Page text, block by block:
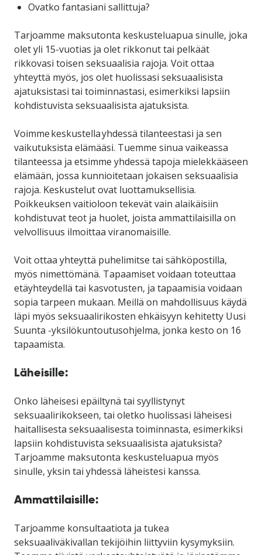
Ovatko fantasiani sallittuja?
Tarjoamme maksutonta keskusteluapua sinulle, joka
olet yli 15-vuotias ja olet rikkonut tai pelkäät
rikkovasi toisen seksuaalisia rajoja. Voit ottaa
yhteyttä myös, jos olet huolissasi seksuaalisista
ajatuksistasi tai toiminnastasi, esimerkiksi lapsiin
kohdistuvista seksuaalisista ajatuksista.
Voimme keskustella yhdessä tilanteestasi ja sen
vaikutuksista elämääsi. Tuemme sinua vaikeassa
tilanteessa ja etsimme yhdessä tapoja mielekkääseen
elämään, jossa kunnioitetaan jokaisen seksuaalisia
rajoja. Keskustelut ovat luottamuksellisia.
Poikkeuksen vaitioloon tekevät vain alaikäisiin
kohdistuvat teot ja huolet, joista ammattilaisilla on
velvollisuus ilmoittaa viranomaisille.
Voit ottaa yhteyttä puhelimitse tai sähköpostilla,
myös nimettömänä. Tapaamiset voidaan toteuttaa
etäyhteydellä tai kasvotusten, ja tapaamisia voidaan
sopia tarpeen mukaan. Meillä on mahdollisuus käydä
läpi myös seksuaalirikosten ehkäisyyn kehitetty Uusi
Suunta -yksilökuntoutusohjelma, jonka kesto on 16
tapaamista.
Läheisille:
Onko läheisesi epäiltynä tai syyllistynyt
seksuaalirikokseen, tai oletko huolissasi läheisesi
haitallisesta seksuaalisesta toiminnasta, esimerkiksi
lapsiin kohdistuvista seksuaalisista ajatuksista?
Tarjoamme maksutonta keskusteluapua myös
sinulle, yksin tai yhdessä läheistesi kanssa.
Ammattilaisille:
Tarjoamme konsultaatiota ja tukea
seksuaaliväkivallan tekijöihin liittyviin kysymyksiin.